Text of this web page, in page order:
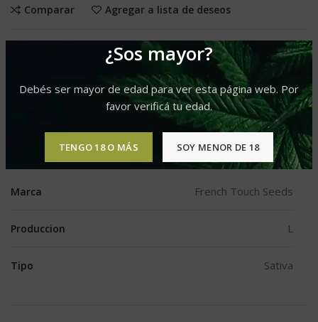
¿Sos mayor?
Debés ser mayor de edad para ver esta página web. Por
favor verificá tu edad.
TENGO 18 O MÁS SOY MENOR DE 18
Comparar Agregar a lista de deseos
Predominancia Sativa , Produccion L, Sativa Pura
Compartir
INFORMACIÓN ADICIONAL
Marca French Touch Seeds
Produccion L
Tipo Sativa